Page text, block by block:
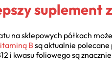
suplement
na sklepowych półkach
Bsą aktualnie
i kwasu foliowego są